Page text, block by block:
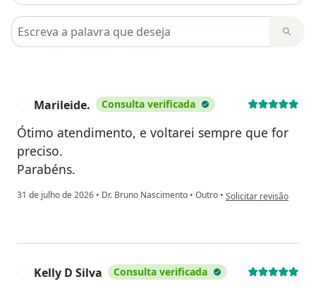
Pesquisar em opiniões
Marileide. Consulta verificada
Ótimo atendimento, e voltarei sempre que for
preciso.
Parabéns.
31 de julho de 2026 • Dr. Bruno Nascimento • Outro • na opinião do
Solicitar revisão
Kelly D Silva Consulta verificada